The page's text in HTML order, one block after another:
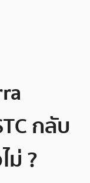
กลับ
ม่ ?